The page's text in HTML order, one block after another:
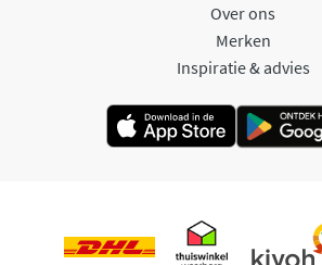
Over ons
Merken
Inspiratie & advies